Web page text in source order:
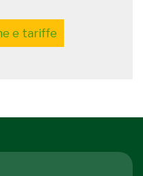
e tariffe